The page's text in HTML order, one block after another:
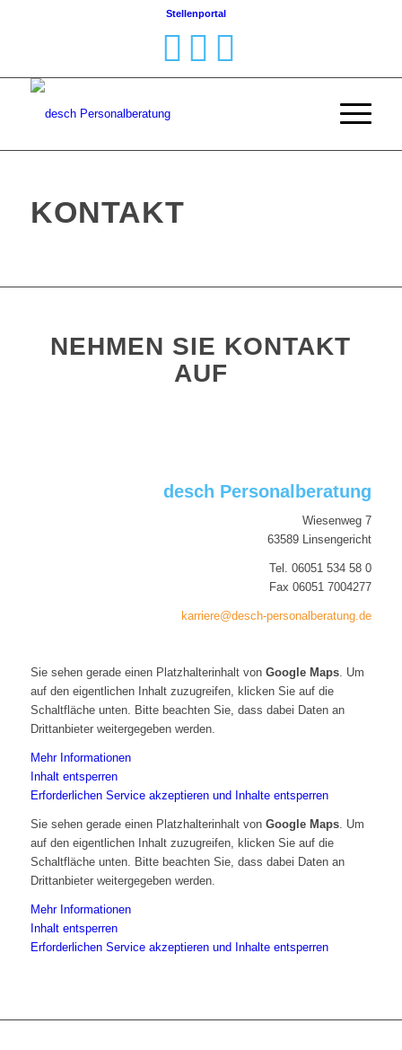
Stellenportal
KONTAKT
NEHMEN SIE KONTAKT
AUF
desch Personalberatung
Wiesenweg 7
63589 Linsengericht
Tel. 06051 534 58 0
Fax 06051 7004277
karriere@desch-personalberatung.de
Sie sehen gerade einen Platzhalterinhalt von Google Maps. Um
auf den eigentlichen Inhalt zuzugreifen, klicken Sie auf die
Schaltfläche unten. Bitte beachten Sie, dass dabei Daten an
Drittanbieter weitergegeben werden.
Mehr Informationen
Inhalt entsperren
Erforderlichen Service akzeptieren und Inhalte entsperren
Sie sehen gerade einen Platzhalterinhalt von Google Maps. Um
auf den eigentlichen Inhalt zuzugreifen, klicken Sie auf die
Schaltfläche unten. Bitte beachten Sie, dass dabei Daten an
Drittanbieter weitergegeben werden.
Mehr Informationen
Inhalt entsperren
Erforderlichen Service akzeptieren und Inhalte entsperren